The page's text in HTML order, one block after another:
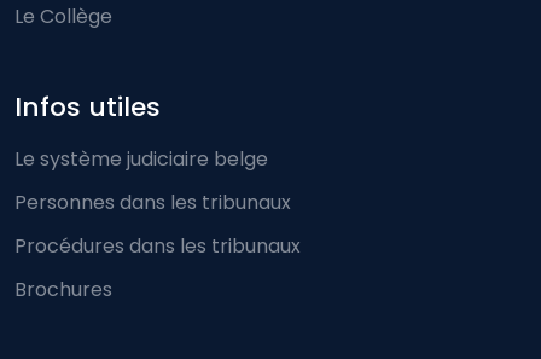
Le Collège
Infos utiles
Le système judiciaire belge
Personnes dans les tribunaux
Procédures dans les tribunaux
Brochures